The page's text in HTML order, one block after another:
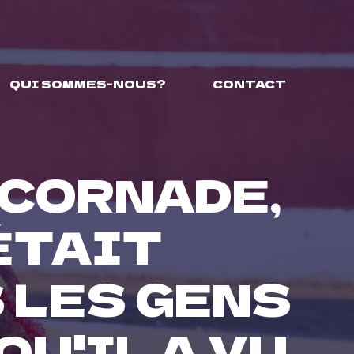
QUI SOMMES-NOUS? CONTACT
GENS